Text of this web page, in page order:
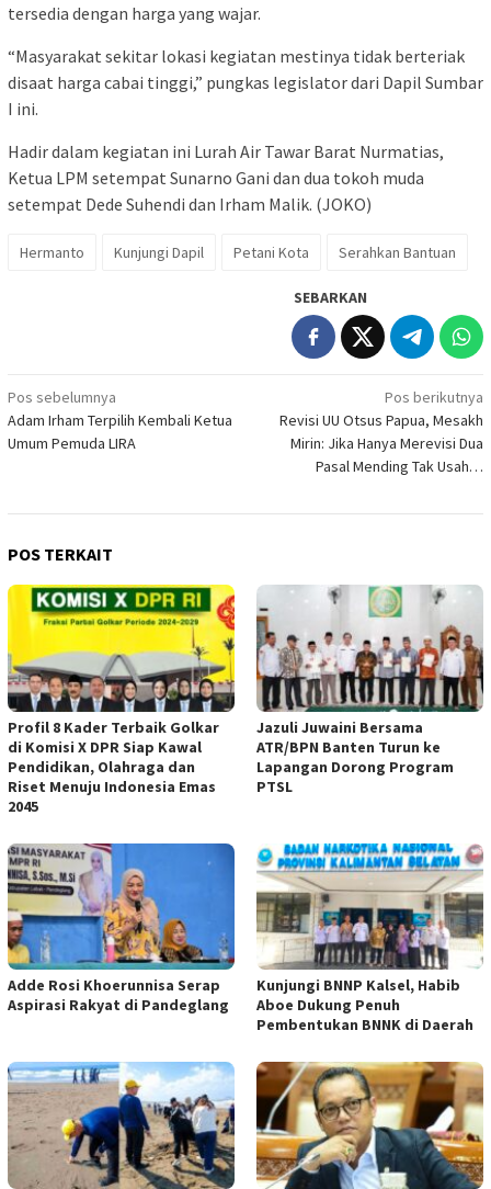
tersedia dengan harga yang wajar.
“Masyarakat sekitar lokasi kegiatan mestinya tidak berteriak
disaat harga cabai tinggi,” pungkas legislator dari Dapil Sumbar
I ini.
Hadir dalam kegiatan ini Lurah Air Tawar Barat Nurmatias,
Ketua LPM setempat Sunarno Gani dan dua tokoh muda
setempat Dede Suhendi dan Irham Malik. (JOKO)
Hermanto Kunjungi Dapil Petani Kota Serahkan Bantuan
SEBARKAN
Navigasi
pos
Pos sebelumnya
Adam Irham Terpilih Kembali Ketua
Umum Pemuda LIRA
Pos berikutnya
Revisi UU Otsus Papua, Mesakh
Mirin: Jika Hanya Merevisi Dua
Pasal Mending Tak Usah…
POS TERKAIT
Profil 8 Kader Terbaik Golkar
di Komisi X DPR Siap Kawal
Pendidikan, Olahraga dan
Riset Menuju Indonesia Emas
2045
Jazuli Juwaini Bersama
ATR/BPN Banten Turun ke
Lapangan Dorong Program
PTSL
Adde Rosi Khoerunnisa Serap
Aspirasi Rakyat di Pandeglang
Kunjungi BNNP Kalsel, Habib
Aboe Dukung Penuh
Pembentukan BNNK di Daerah